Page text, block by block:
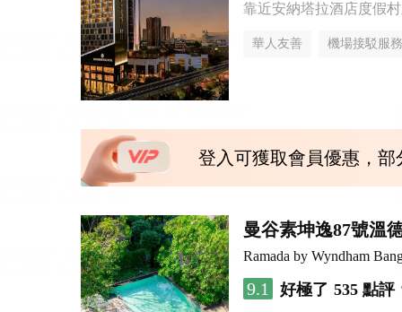
靠近安納塔拉酒店度假
華人友善 機場接駁服務
登入可獲取會員優惠，
曼谷素坤逸87號溫
Ramada by Wyndham
9.1 好極了 535 點評